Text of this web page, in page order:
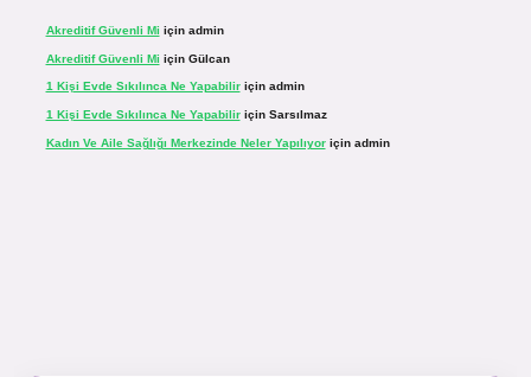
Akreditif Güvenli Mi için admin
Akreditif Güvenli Mi için Gülcan
1 Kişi Evde Sıkılınca Ne Yapabiliriçin admin
1 Kişi Evde Sıkılınca Ne Yapabiliriçin Sarsılmaz
Kadın Ve Aile Sağlığı Merkezinde Neler Yapılıyoriçin admin